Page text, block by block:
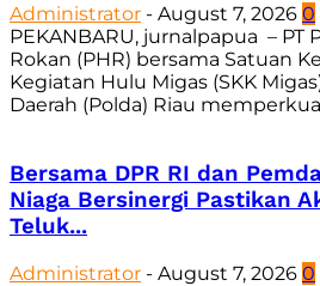
Administrator - August 7, 2026 0
PEKANBARU, jurnalpapua – PT
Rokan (PHR) bersama Satuan
Kegiatan Hulu Migas (SKK
Daerah (Polda) Riau
Bersama DPR RI dan
Niaga Bersinergi Pastikan
Teluk...
Administrator - August 7, 2026 0